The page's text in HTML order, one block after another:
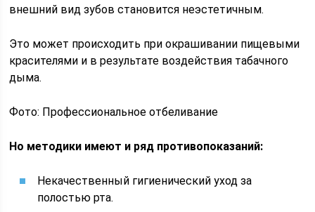
внешний вид зубов становится неэстетичным.
Это может происходить при окрашивании пищевыми
красителями и в результате воздействия табачного
дыма.
Фото: Профессиональное отбеливание
Но методики имеют и ряд противопоказаний:
Некачественный гигиенический уход за
полостью рта.